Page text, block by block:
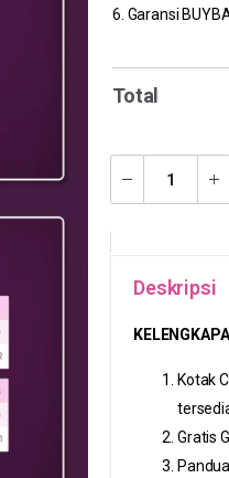
6. Garansi
Total
Deskripsi
Kotak
Gratis